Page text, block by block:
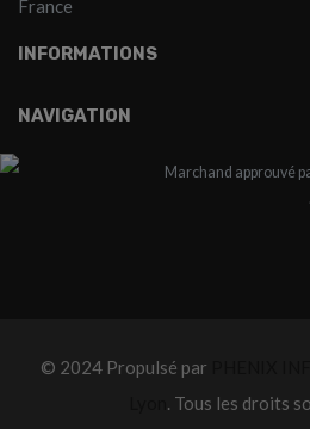
France
INFORMATIONS
NAVIGATION
Marchand approuvé
© 2024 Propulsé par
. Tous les droits